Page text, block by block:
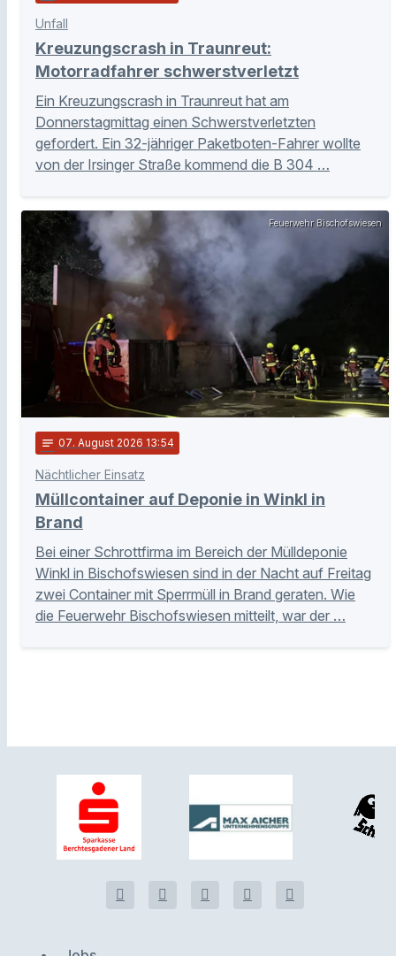
Unfall
Kreuzungscrash in Traunreut:
Motorradfahrer schwerstverletzt
Ein Kreuzungscrash in Traunreut hat am
Donnerstagmittag einen Schwerstverletzten
gefordert. Ein 32-jähriger Paketboten-Fahrer wollte
von der Irsinger Straße kommend die B 304 …
Feuerwehr Bischofswiesen
notes 07. August 2026 13:54
Nächtlicher Einsatz
Müllcontainer auf Deponie in Winkl in
Brand
Bei einer Schrottfirma im Bereich der Mülldeponie
Winkl in Bischofswiesen sind in der Nacht auf Freitag
zwei Container mit Sperrmüll in Brand geraten. Wie
die Feuerwehr Bischofswiesen mitteilt, war der …